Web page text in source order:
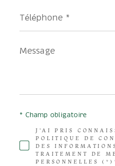
*
Message
J'AI PRIS
POLITIQUE DE
DES
TRAITEMENT DE
PERSONNELLES
* Champ obligatoire